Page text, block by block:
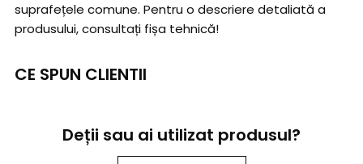
suprafețele comune. Pentru o descriere detaliată a
produsului, consultați fișa tehnică!
CE SPUN CLIENTII
Deții sau ai utilizat produsul?